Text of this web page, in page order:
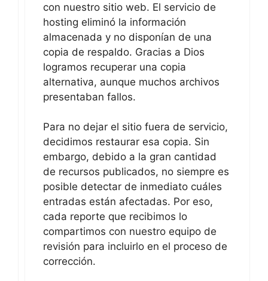
con nuestro sitio web. El servicio de
hosting eliminó la información
almacenada y no disponían de una
copia de respaldo. Gracias a Dios
logramos recuperar una copia
alternativa, aunque muchos archivos
presentaban fallos.
Para no dejar el sitio fuera de servicio,
decidimos restaurar esa copia. Sin
embargo, debido a la gran cantidad
de recursos publicados, no siempre es
posible detectar de inmediato cuáles
entradas están afectadas. Por eso,
cada reporte que recibimos lo
compartimos con nuestro equipo de
revisión para incluirlo en el proceso de
corrección.